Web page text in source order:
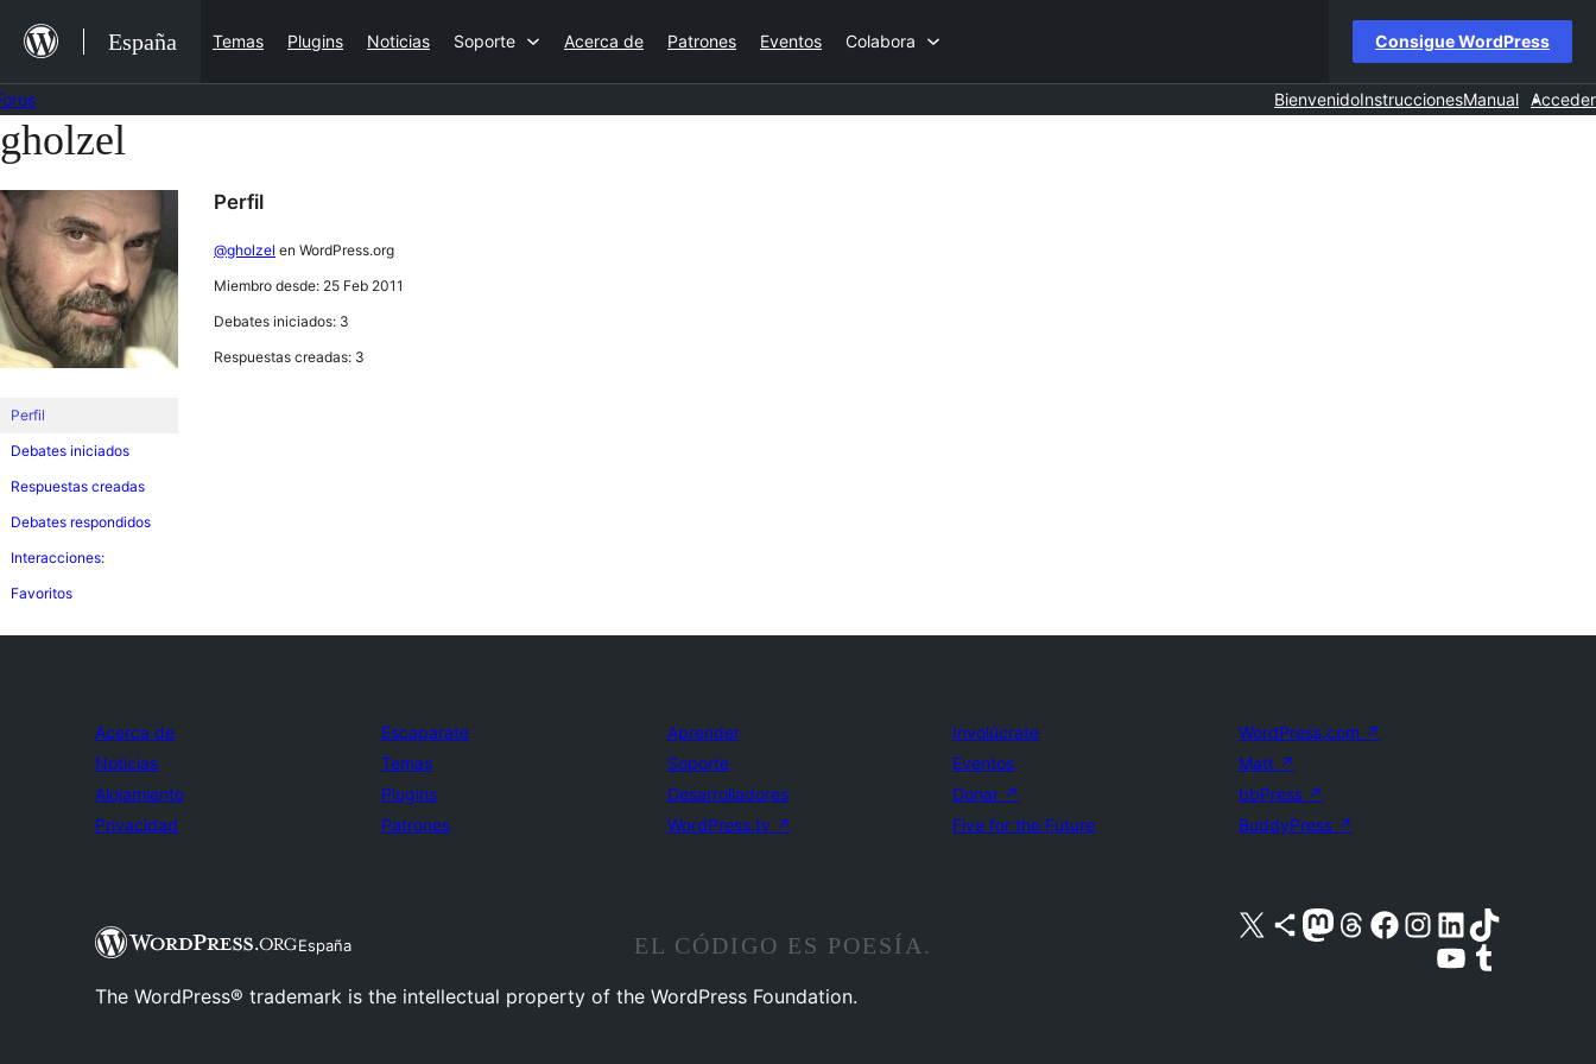
contenido
España Temas Plugins Noticias Soporte Acerca de Patrones Eventos Colabora Consigue WordPress
BienvenidoInstruccionesManual Acceder
Saltar
al
contenido
gholzel
Perfil
Debates iniciados
Respuestas creadas
Debates respondidos
Interacciones:
Favoritos
Perfil
@gholzel en WordPress.org
Miembro desde: 25 Feb 2011
Debates iniciados: 3
Respuestas creadas: 3
Acerca de
Noticias
Alojamiento
Privacidad
Escaparate
Temas
Plugins
Patrones
Aprender
Soporte
Desarrolladores
WordPress.tv ↗
Involúcrate
Eventos
Donar ↗
Five for the Future
WordPress.com ↗
Matt ↗
bbPress ↗
BuddyPress ↗
España
Visita nuestra cuenta de X (anteriormente Twitter)
Visita nuestra cuenta de Bluesky
Visita nuestra cuenta de Mastodon
Visita nuestra cuenta de Threads
Visita nuestra página de Facebook
Visita nuestra cuenta de Instagram
Visita nuestra cuenta de LinkedIn
Visita nuestra cuenta de TikTok
Visita nuestro canal de YouTube
Visita nuestra cuenta de Tumblr
EL CÓDIGO ES POESÍA.
The WordPress® trademark is the intellectual property of the WordPress Foundation.